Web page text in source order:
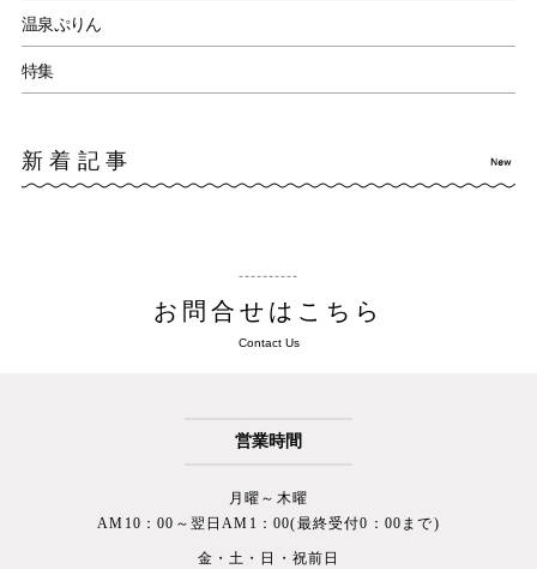
温泉ぷりん
特集
新着記事
お問合せはこちら
Contact Us
営業時間
月曜～木曜
AM10：00～翌日AM1：00(最終受付0：00まで)
金・土・日・祝前日